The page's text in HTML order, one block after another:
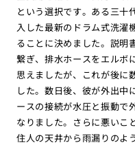
という選択です。ある三十
入した最新のドラム式洗濯
ることに決めました。説明
繋ぎ、排水ホースをエルボ
思えましたが、これが後に
した。数日後、彼が外出中
ースの接続が水圧と振動で
なりました。さらに悪いこ
住人の天井から雨漏りのよ